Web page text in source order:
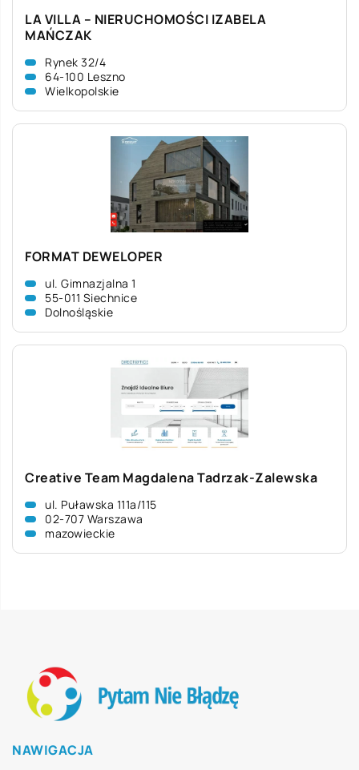
LA VILLA – NIERUCHOMOŚCI IZABELA
MAŃCZAK
Rynek 32/4
64-100 Leszno
Wielkopolskie
FORMAT DEWELOPER
ul. Gimnazjalna 1
55-011 Siechnice
Dolnośląskie
Creative Team Magdalena Tadrzak-Zalewska
ul. Puławska 111a/115
02-707 Warszawa
mazowieckie
NAWIGACJA